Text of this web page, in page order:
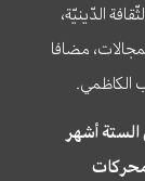
الدّينيّة،
مضافا
الكاظمي.
مرة خلال الستة أشهر
محركات